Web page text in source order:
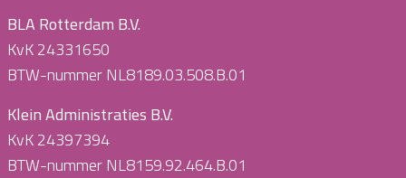
BLA Rotterdam B.V.
KvK 24331650
BTW-nummer NL8189.03.508.B.01
Klein Administraties B.V.
KvK 24397394
BTW-nummer NL8159.92.464.B.01